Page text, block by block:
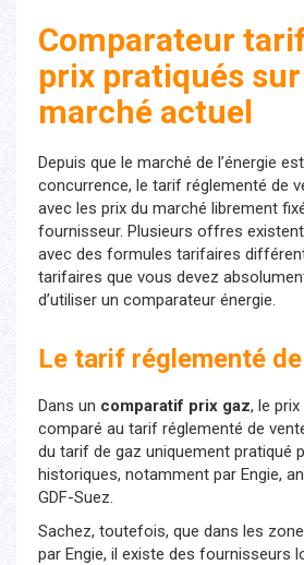
Comparateur
prix pratiqués
marché actuel
Depuis que le marché de l’énergie
concurrence, le tarif réglementé de
avec les prix du marché librement
fournisseur. Plusieurs offres
avec des formules tarifaires
tarifaires que vous devez
d’utiliser un comparateur énergie.
Le tarif réglementé
Dans un comparatif prix gaz, le
comparé au tarif réglementé de
du tarif de gaz uniquement pratiqué
historiques, notamment par Engie,
GDF-Suez.
Sachez, toutefois, que dans les
par Engie, il existe des fournisseurs